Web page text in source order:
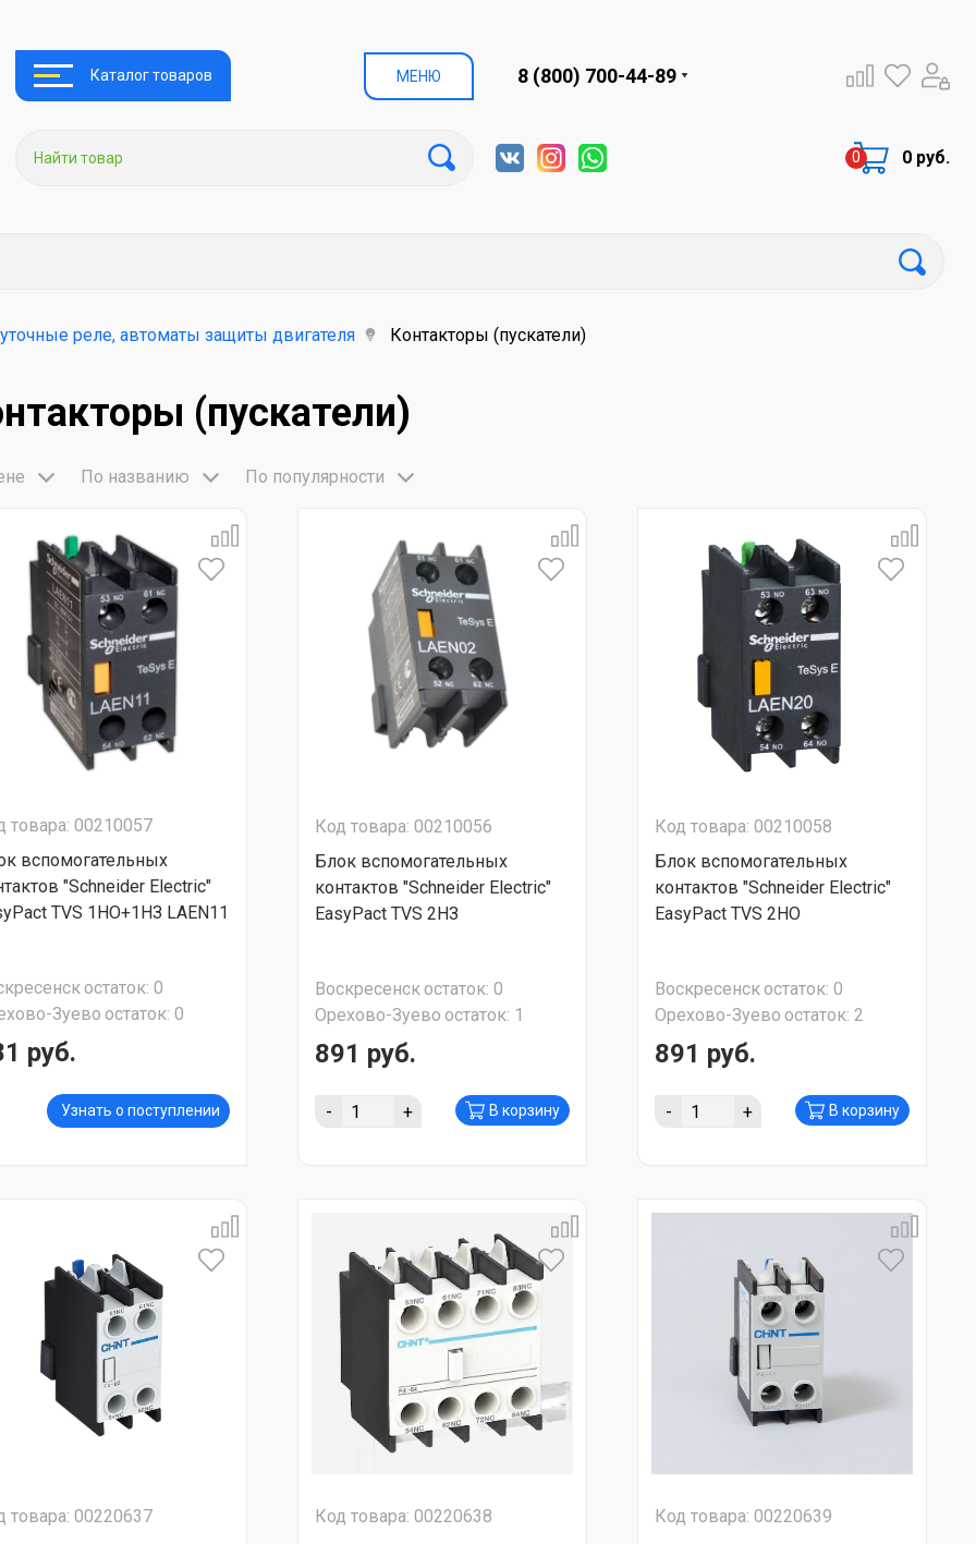
Каталог товаров МЕНЮ 8 (800) 700-44-89
0 руб.
реле, автоматы защиты двигателя Контакторы (пускатели)
(пускатели)
По названию По популярности
товара: 00210057
вспомогательных
"Schneider Electric"
TVS 1НО+1НЗ LAEN11
остаток: 0
Зуево остаток: 0
руб.
Узнать о поступлении
Код товара: 00210056
Блок вспомогательных
контактов "Schneider Electric"
EasyPact TVS 2НЗ
Воскресенскостаток: 0
Орехово-Зуево остаток: 1
891 руб.
- + В корзину
Код товара: 00210058
Блок вспомогательных
контактов "Schneider Electric"
EasyPact TVS 2НО
Воскресенскостаток: 0
Орехово-Зуево остаток: 2
891 руб.
- + В корзину
товара: 00220637
Код товара: 00220638
Код товара: 00220639